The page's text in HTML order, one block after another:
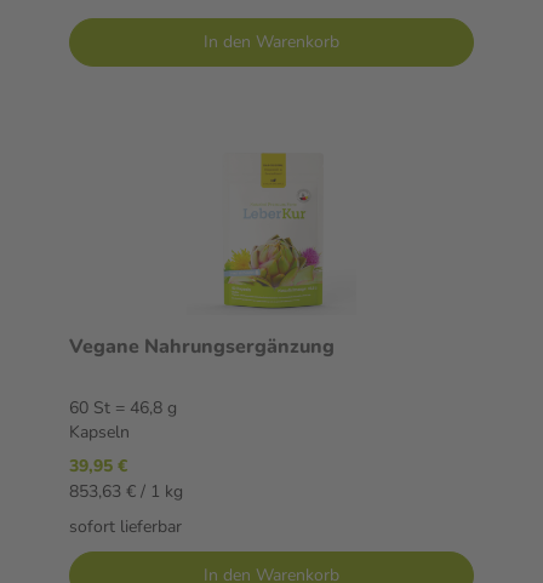
In den Warenkorb
Vegane Nahrungsergänzung
60 St = 46,8 g
Kapseln
39,95 €
853,63 € / 1 kg
sofort lieferbar
In den Warenkorb